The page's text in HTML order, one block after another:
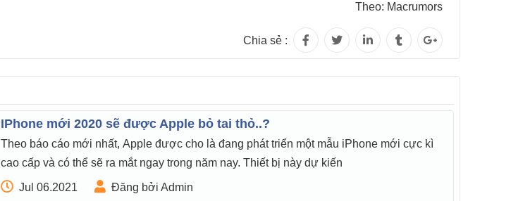
Theo: Macrumors
Chia sẻ :
IPhone mới 2020 sẽ được Apple bỏ tai thỏ..?
Theo báo cáo mới nhất, Apple được cho là đang phát triển một mẫu iPhone mới cực kì
cao cấp và có thể sẽ ra mắt ngay trong năm nay. Thiết bị này dự kiến
Jul 06.2021 Đăng bởi Admin